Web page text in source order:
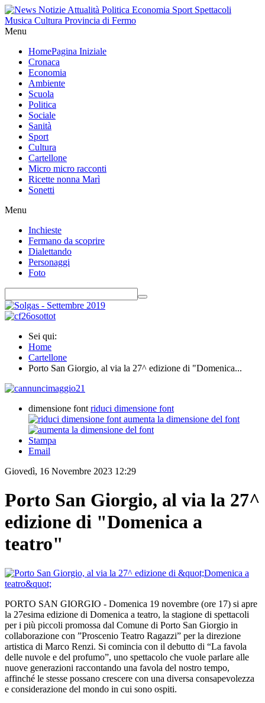
Menu
HomePagina Iniziale
Cronaca
Economia
Ambiente
Scuola
Politica
Sociale
Sanità
Sport
Cultura
Cartellone
Micro micro racconti
Ricette nonna Marì
Sonetti
Menu
Inchieste
Fermano da scoprire
Dialettando
Personaggi
Foto
Sei qui:
Home
Cartellone
Porto San Giorgio, al via la 27^ edizione di "Domenica...
dimensione font riduci dimensione font
aumenta la dimensione del font
Stampa
Email
Giovedì, 16 Novembre 2023 12:29
Porto San Giorgio, al via la 27^
edizione di "Domenica a
teatro"
PORTO SAN GIORGIO - Domenica 19 novembre (ore 17) si apre
la 27esima edizione di Domenica a teatro, la stagione di spettacoli
per i più piccoli promossa dal Comune di Porto San Giorgio in
collaborazione con ”Proscenio Teatro Ragazzi” per la direzione
artistica di Marco Renzi. Si comincia con il debutto di “La favola
delle nuvole e del profumo”, uno spettacolo che vuole parlare alle
nuove generazioni raccontando una favola del nostro tempo,
affinché le stesse possano crescere con una diversa consapevolezza
e considerazione del mondo in cui sono ospiti.